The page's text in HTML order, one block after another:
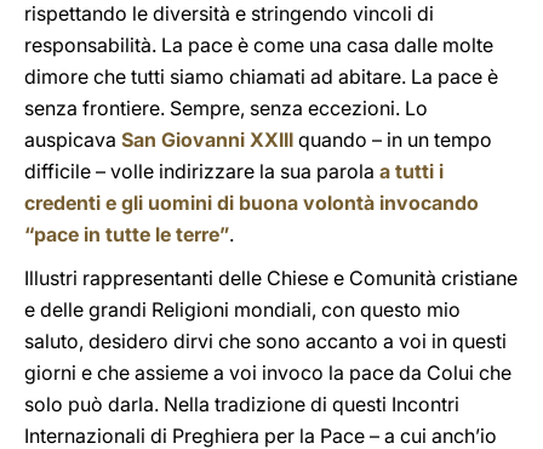
rispettando le diversità e stringendo vincoli di
responsabilità. La pace è come una casa dalle molte
dimore che tutti siamo chiamati ad abitare. La pace è
senza frontiere. Sempre, senza eccezioni. Lo
auspicava San Giovanni XXIII quando – in un tempo
difficile – volle indirizzare la sua parola a tutti i
credenti e gli uomini di buona volontà invocando
“pace in tutte le terre”.
Illustri rappresentanti delle Chiese e Comunità cristiane
e delle grandi Religioni mondiali, con questo mio
saluto, desidero dirvi che sono accanto a voi in questi
giorni e che assieme a voi invoco la pace da Colui che
solo può darla. Nella tradizione di questi Incontri
Internazionali di Preghiera per la Pace – a cui anch’io